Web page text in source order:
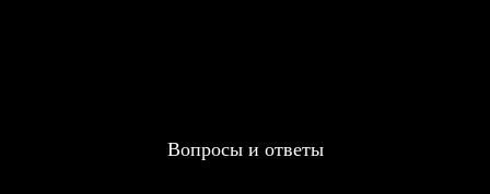
Вопросы и ответы